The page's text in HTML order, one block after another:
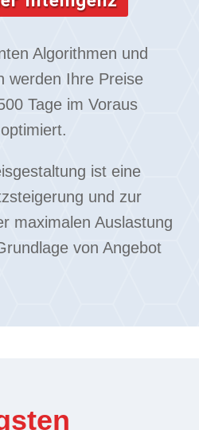
Algorithmen und
werden Ihre Preise
Tage im Voraus
ist eine
und zur
maximalen Auslastung
von Angebot